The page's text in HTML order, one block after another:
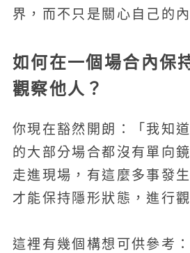
界，而不只是關心自己的內
如何在一個場合內保
觀察他人？
你現在豁然開朗：「我知
的大部分場合都沒有單向
走進現場，有這麼多事發
才能保持隱形狀態，進行觀
這裡有幾個構想可供參考：